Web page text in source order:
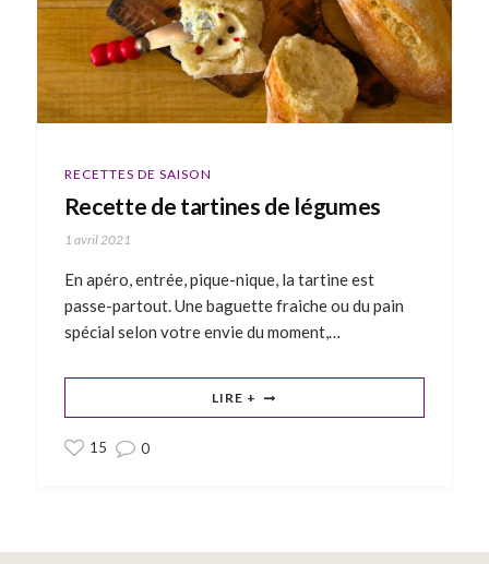
RECETTES DE SAISON
Recette de tartines de légumes
1 avril 2021
En apéro, entrée, pique-nique, la tartine est
passe-partout. Une baguette fraiche ou du pain
spécial selon votre envie du moment,…
LIRE +
15 0